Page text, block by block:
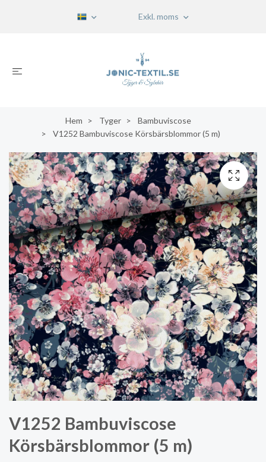
Exkl. moms
Hem Tyger
Bambuviscose
V1252 Bambuviscose Körsbärsblommor (5 m)
V1252 Bambuviscose
Körsbärsblommor (5 m)